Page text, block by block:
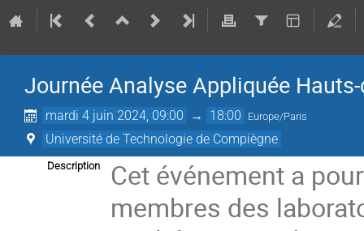
Journée Analyse Appliquée
mardi 4 juin 2024, 09:00 → 18:00 Europe/Paris
Université de Technologie de Compiègne
Description
Cet événement a
membres des